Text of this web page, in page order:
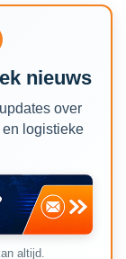
nieuws
over
logistieke
altijd.